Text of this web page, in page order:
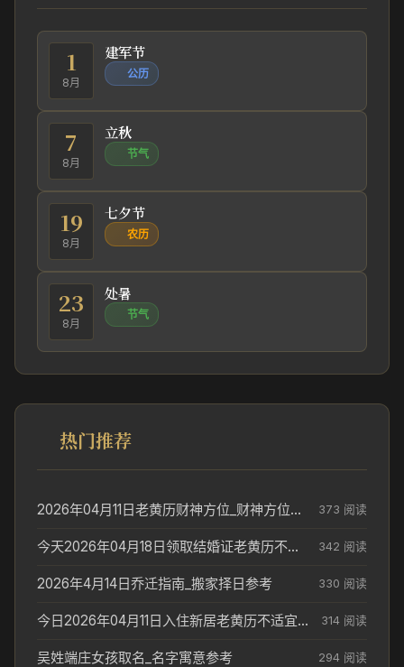
1
8月
建军节
公历
7
8月
立秋
节气
19
8月
七夕节
农历
23
8月
处暑
节气
热门推荐
2026年04月11日老黄历财神方位_财神方位与供奉讲究 373 阅读
今天2026年04月18日领取结婚证老黄历不适合吗_领证日期参考 342 阅读
2026年4月14日乔迁指南_搬家择日参考 330 阅读
今日2026年04月11日入住新居老黄历不适宜吗_搬家择日参考 314 阅读
吴姓端庄女孩取名_名字寓意参考 294 阅读